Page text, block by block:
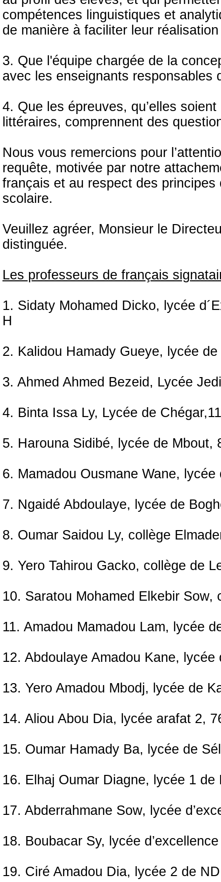
compétences linguistiques et
de manière à faciliter leur
3. Que l'équipe chargée de la
avec les enseignants responsables
4. Que les épreuves, qu’elles
littéraires, comprennent des
Nous vous remercions pour
requête, motivée par notre
français et au respect des principes
scolaire.
Veuillez agréer, Monsieur le
distinguée.
Les professeurs de français
1. Sidaty Mohamed Dicko, lycée
H
2. Kalidou Hamady Gueye, lycée
3. Ahmed Ahmed Bezeid, Lycée
4. Binta Issa Ly, Lycée de
5. Harouna Sidibé, lycée de Mbout,
6. Mamadou Ousmane Wane, lycée
7. Ngaidé Abdoulaye, lycée de
8. Oumar Saidou Ly, collège
9. Yero Tahirou Gacko, collège de
10. Saratou Mohamed Elkebir Sow,
11. Amadou Mamadou Lam, lycée
12. Abdoulaye Amadou Kane, lycée
13. Yero Amadou Mbodj, lycée de
14. Aliou Abou Dia, lycée arafat 2,
15. Oumar Hamady Ba, lycée de
16. Elhaj Oumar Diagne, lycée 1 de
17. Abderrahmane Sow, lycée
18. Boubacar Sy, lycée
19. Ciré Amadou Dia, lycée 2 de